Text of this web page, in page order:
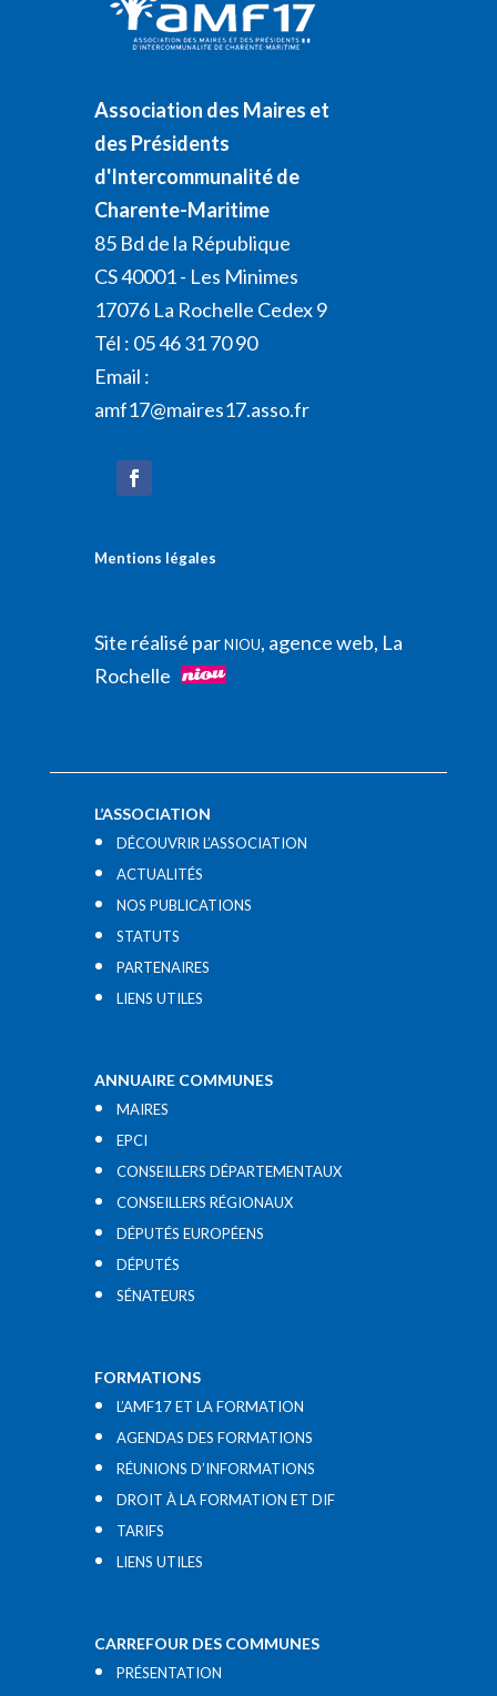
Association des Maires et
des Présidents
d'Intercommunalité de
Charente-Maritime
85 Bd de la République
CS 40001 - Les Minimes
17076 La Rochelle Cedex 9
Tél : 05 46 31 70 90
Email :
amf17@maires17.asso.fr
Mentions légales
Site réalisé parNIOU, agence web, La
Rochelle
L’ASSOCIATION
DÉCOUVRIR L’ASSOCIATION
ACTUALITÉS
NOS PUBLICATIONS
STATUTS
PARTENAIRES
LIENS UTILES​
ANNUAIRE COMMUNES
MAIRES
EPCI
CONSEILLERS DÉPARTEMENTAUX
CONSEILLERS RÉGIONAUX
DÉPUTÉS EUROPÉENS
DÉPUTÉS
SÉNATEURS
FORMATIONS
L’AMF17 ET LA FORMATION
AGENDAS DES FORMATIONS
RÉUNIONS D’INFORMATIONS
DROIT À LA FORMATION ET DIF
TARIFS
LIENS UTILES​
CARREFOUR DES COMMUNES
PRÉSENTATION